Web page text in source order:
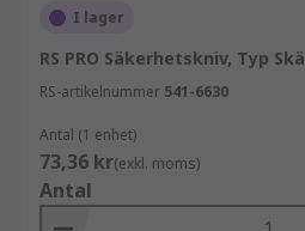
I lager
RS PRO Säkerhetskniv, Typ
RS-artikelnummer 541-6630
Antal (1 enhet)
73,36 kr(exkl. moms)
Antal